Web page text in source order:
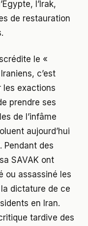
l’Irak,
de restauration
le «
c’est
les exactions
prendre ses
de l’infâme
aujourd’hui
Pendant des
SAVAK ont
ou assassiné les
dictature de ce
en Iran.
tardive des